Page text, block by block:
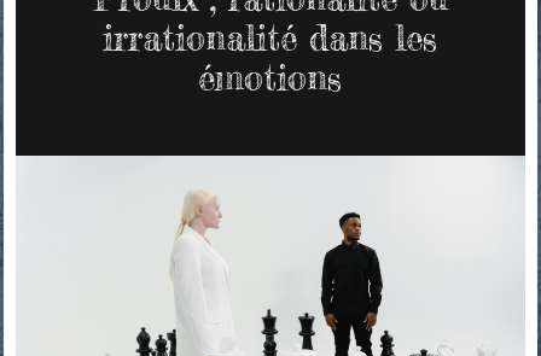
irrationalité dans les
émotions